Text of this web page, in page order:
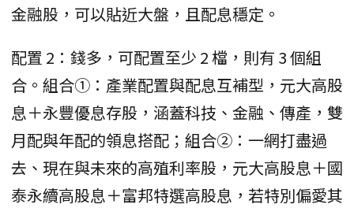
金融股，可以貼近大盤，且配息穩定。
配置 2：錢多，可配置至少 2 檔，則有 3 個組
合。組合①：產業配置與配息互補型，元大高股
息＋永豐優息存股，涵蓋科技、金融、傳產，雙
月配與年配的領息搭配；組合②：一網打盡過
去、現在與未來的高殖利率股，元大高股息＋國
泰永續高股息＋富邦特選高股息，若特別偏愛其